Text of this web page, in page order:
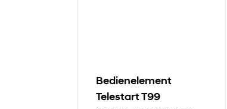
Bedienelement
Telestart T99